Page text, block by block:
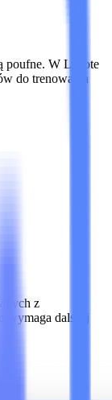
poufne. W Lynote
do trenowania
z
dalszej